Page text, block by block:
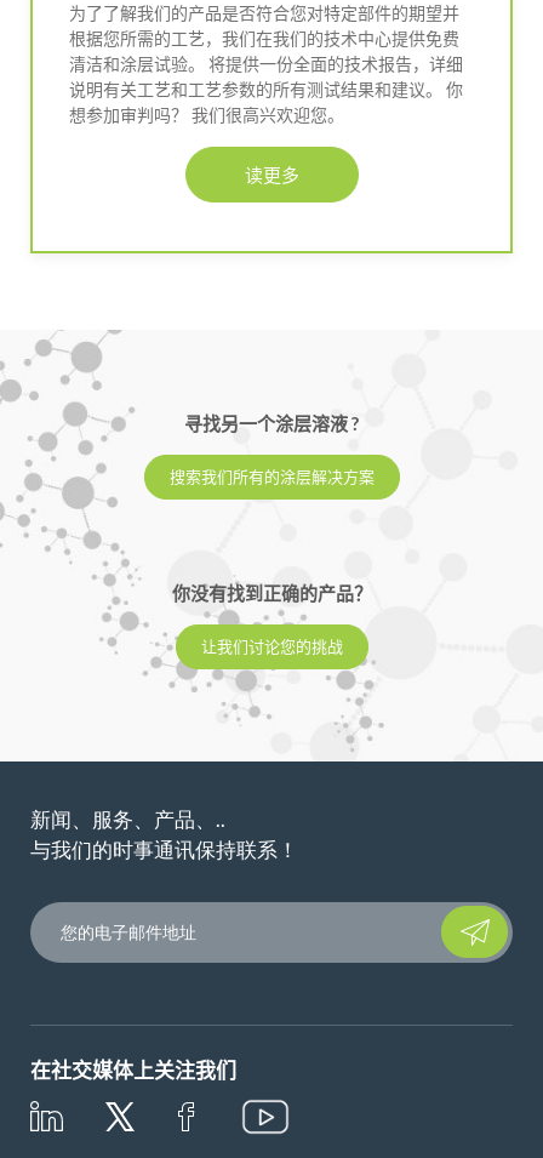
为了了解我们的产品是否符合您对特定部件的期望并
根据您所需的工艺，我们在我们的技术中心提供免费
清洁和涂层试验。 将提供一份全面的技术报告，详细
说明有关工艺和工艺参数的所有测试结果和建议。 你
想参加审判吗？ 我们很高兴欢迎您。
读更多
寻找另一个涂层溶液 ?
搜索我们所有的涂层解决方案
你没有找到正确的产品？
让我们讨论您的挑战
新闻、服务、产品、..
与我们的时事通讯保持联系！
Please
在社交媒体上关注我们